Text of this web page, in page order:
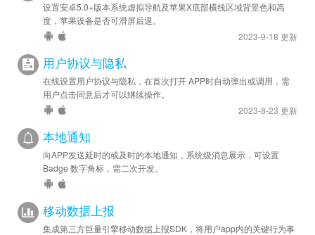
设置安卓5.0+版本系统虚拟导航及苹果X底部横线区域背景色和高
度，苹果设备是否可滑屏后退。
2023-9-18 更新
用户协议与隐私
在线设置用户协议与隐私，在首次打开 APP时自动弹出或调用，需
用户点击同意后才可以继续操作。
2023-8-23 更新
本地通知
向APP发送延时的或及时的本地通知，系统级消息展示，可设置
Badge 数字角标，需二次开发。
移动数据上报
集成第三方巨量引擎移动数据上报SDK，将用户app内的关键行为事